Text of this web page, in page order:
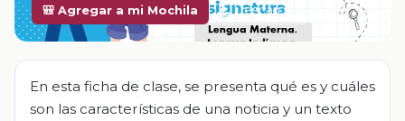
🎒 Agregar a mi Mochila Descargar
En esta ficha de clase, se presenta qué es y cuáles
son las características de una noticia y un texto